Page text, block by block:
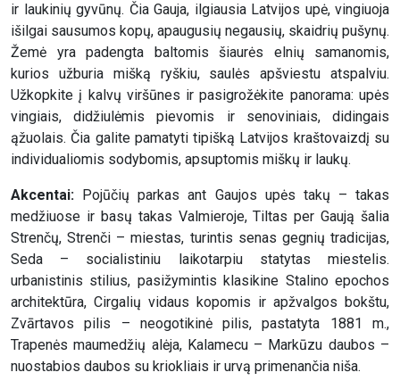
ir laukinių gyvūnų. Čia Gauja, ilgiausia Latvijos upė, vingiuoja
išilgai sausumos kopų, apaugusių negausių, skaidrių pušynų.
Žemė yra padengta baltomis šiaurės elnių samanomis,
kurios užburia mišką ryškiu, saulės apšviestu atspalviu.
Užkopkite į kalvų viršūnes ir pasigrožėkite panorama: upės
vingiais, didžiulėmis pievomis ir senoviniais, didingais
ąžuolais. Čia galite pamatyti tipišką Latvijos kraštovaizdį su
individualiomis sodybomis, apsuptomis miškų ir laukų.
Akcentai: Pojūčių parkas ant Gaujos upės takų – takas
medžiuose ir basų takas Valmieroje, Tiltas per Gaują šalia
Strenčų, Strenči – miestas, turintis senas gegnių tradicijas,
Seda – socialistiniu laikotarpiu statytas miestelis.
urbanistinis stilius, pasižymintis klasikine Stalino epochos
architektūra, Cirgalių vidaus kopomis ir apžvalgos bokštu,
Zvārtavos pilis – neogotikinė pilis, pastatyta 1881 m.,
Trapenės maumedžių alėja, Kalamecu – Markūzu daubos –
nuostabios daubos su kriokliais ir urvą primenančia niša.